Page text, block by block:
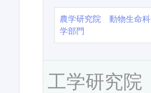
農学研究院 動物生命科
学部門
工学研究院